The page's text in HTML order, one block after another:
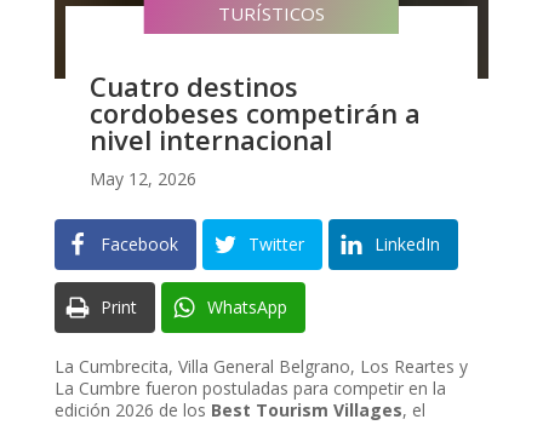
TURÍSTICOS
Cuatro destinos
cordobeses competirán a
nivel internacional
May 12, 2026
Facebook Twitter LinkedIn
Print WhatsApp
La Cumbrecita, Villa General Belgrano, Los Reartes y
La Cumbre fueron postuladas para competir en la
edición 2026 de los Best Tourism Villages, el